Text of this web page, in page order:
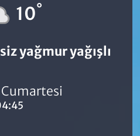
10°
yağmur yağışlı